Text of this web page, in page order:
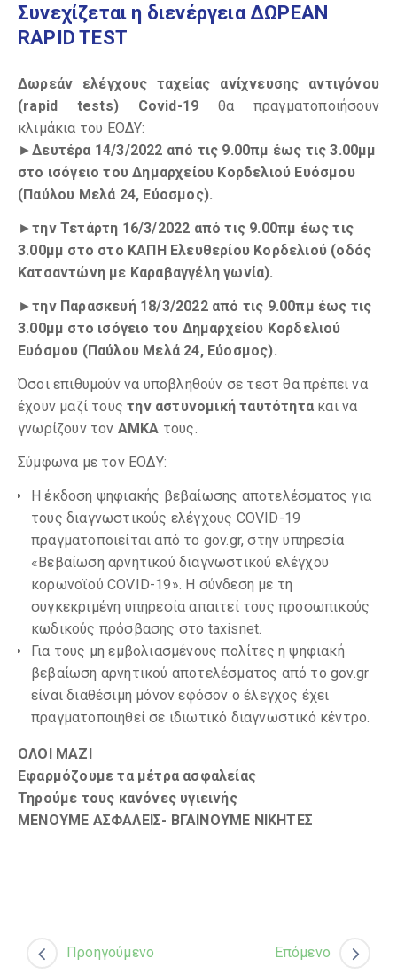
Συνεχίζεται η διενέργεια ΔΩΡΕΑΝ
RAPID TEST
Δωρεάν ελέγχους ταχείας ανίχνευσης αντιγόνου
(rapid tests) Covid-19 θα πραγματοποιήσουν
κλιμάκια του ΕΟΔΥ:
►Δευτέρα 14/3/2022 από τις 9.00πμ έως τις 3.00μμ
στο ισόγειο του Δημαρχείου Κορδελιού Ευόσμου
(Παύλου Μελά 24, Εύοσμος).
►την Τετάρτη 16/3/2022 από τις 9.00πμ έως τις
3.00μμ στο στο ΚΑΠΗ Ελευθερίου Κορδελιού (οδός
Κατσαντώνη με Καραβαγγέλη γωνία).
►την Παρασκευή 18/3/2022 από τις 9.00πμ έως τις
3.00μμ στο ισόγειο του Δημαρχείου Κορδελιού
Ευόσμου (Παύλου Μελά 24, Εύοσμος).
Όσοι επιθυμούν να υποβληθούν σε τεστ θα πρέπει να
έχουν μαζί τουςτην αστυνομική ταυτότητα και να
γνωρίζουν τον ΑΜΚΑ τους.
Σύμφωνα με τον ΕΟΔΥ:
Η έκδοση ψηφιακής βεβαίωσης αποτελέσματος για
τους διαγνωστικούς ελέγχους COVID-19
πραγματοποιείται από το gov.gr, στην υπηρεσία
«Βεβαίωση αρνητικού διαγνωστικού ελέγχου
κορωνοϊού COVID-19». Η σύνδεση με τη
συγκεκριμένη υπηρεσία απαιτεί τους προσωπικούς
κωδικούς πρόσβασης στο taxisnet.
Για τους μη εμβολιασμένους πολίτες η ψηφιακή
βεβαίωση αρνητικού αποτελέσματος από το gov.gr
είναι διαθέσιμη μόνον εφόσον ο έλεγχος έχει
πραγματοποιηθεί σε ιδιωτικό διαγνωστικό κέντρο.
ΟΛΟΙ ΜΑΖΙ
Εφαρμόζουμε τα μέτρα ασφαλείας
Τηρούμε τους κανόνες υγιεινής
ΜΕΝΟΥΜΕ ΑΣΦΑΛΕΙΣ- ΒΓΑΙΝΟΥΜΕ ΝΙΚΗΤΕΣ
Προηγούμενο Επόμενο